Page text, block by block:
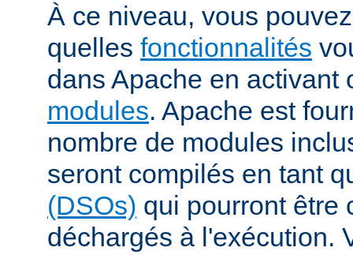
À ce niveau, vous
quelles fonctionnalités
dans Apache en activant
modules. Apache est
nombre de modules
seront compilés en tant
(DSOs) qui pourront être
déchargés à l'exécution.